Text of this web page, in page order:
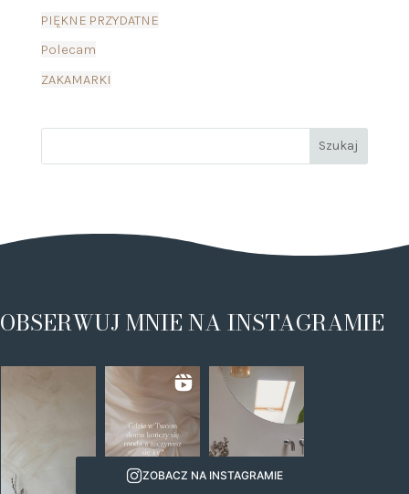
PIĘKNE PRZYDATNE
Polecam
ZAKAMARKI
OBSERWUJ MNIE NA INSTAGRAMIE
ZOBACZ NA INSTAGRAMIE